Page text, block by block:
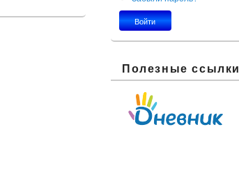
Полезные ссылки